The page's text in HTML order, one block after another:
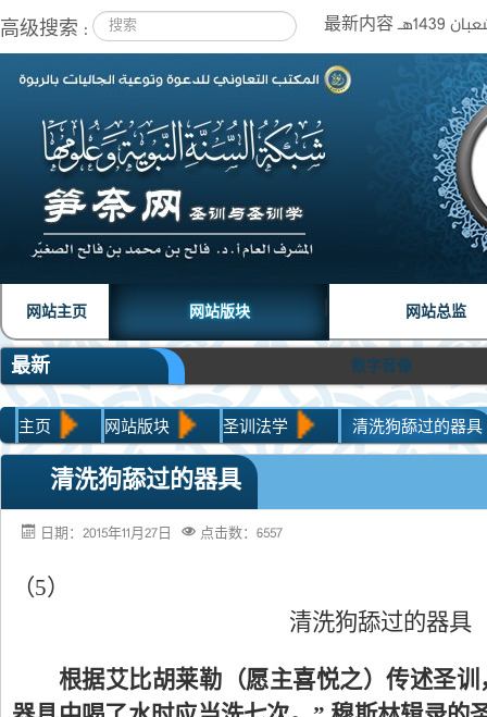
高级搜索 :
网站主页 网站版块 | 网站总监
数字音像
最新
主页 网站版块 圣训法学 清洗狗舔过的器具
清洗狗舔过的器具
日期：2015年11月27日 点击数：6557
（5）
清洗狗舔过的器具
根据艾比胡莱勒（愿主喜悦之）传述圣